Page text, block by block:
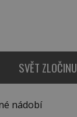
SVĚT ZLOČINU
nádobí